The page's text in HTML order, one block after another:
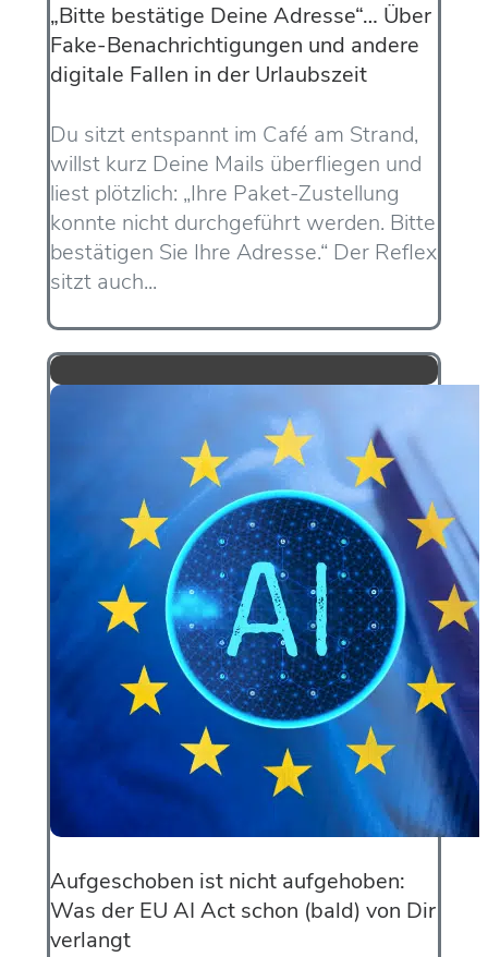
„Bitte bestätige Deine Adresse“… Über
Fake-Benachrichtigungen und andere
digitale Fallen in der Urlaubszeit
Du sitzt entspannt im Café am Strand,
willst kurz Deine Mails überfliegen und
liest plötzlich: „Ihre Paket-Zustellung
konnte nicht durchgeführt werden. Bitte
bestätigen Sie Ihre Adresse.“ Der Reflex
sitzt auch...
Aufgeschoben ist nicht aufgehoben:
Was der EU AI Act schon (bald) von Dir
verlangt